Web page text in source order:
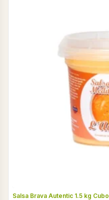
Salsa Brava Autentic 1.5 kg Cubo